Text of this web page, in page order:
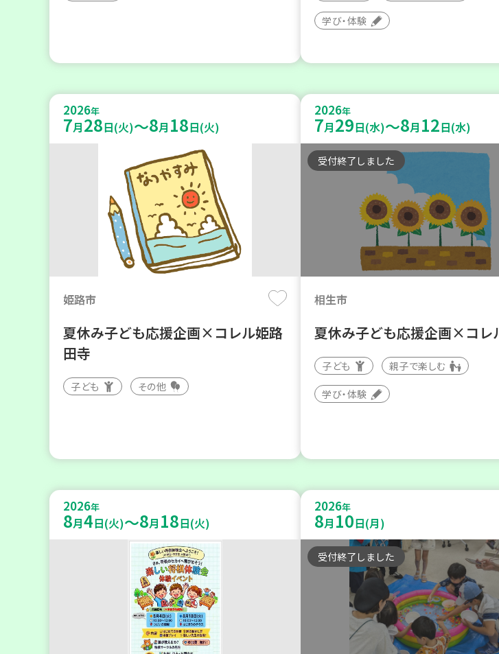
学び・体験
2026年
7月28日(火)～8月 18日(火)
姫路市
夏休み子ども応援企画×コレル姫路
田寺
子ども その他
2026年
7月29日(水)～8月 12日(水)
受付終了しました
相生市
夏休み子ども応援企画×コレ
子ども 親子で楽しむ
学び・体験
2026年
8月4日(火)～8月 18日(火)
2026年
8月 10日(月)
受付終了しました